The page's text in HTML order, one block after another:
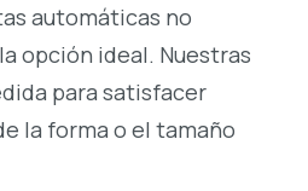
automáticas no
opción ideal. Nuestras
para satisfacer
la forma o el tamaño